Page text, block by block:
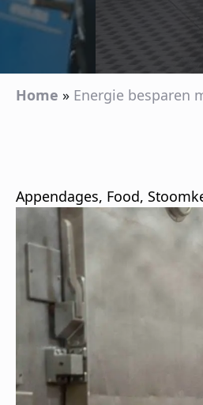
Home » Energie besparen
Appendages Food